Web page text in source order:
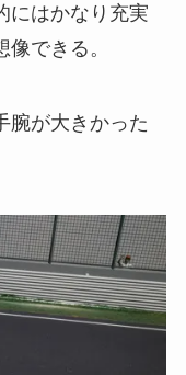
にはかなり充実
できる。
腕が大きかった